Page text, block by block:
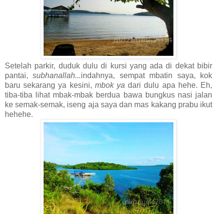
Setelah parkir, duduk dulu di kursi yang ada di dekat bibir
pantai,subhanallah...indahnya, sempat mbatin saya, kok
baru sekarang ya kesini, mbok yadari dulu apa hehe. Eh,
tiba-tiba lihat mbak-mbak berdua bawa bungkus nasi jalan
ke semak-semak, iseng aja saya dan mas kakang prabu ikut
hehehe.